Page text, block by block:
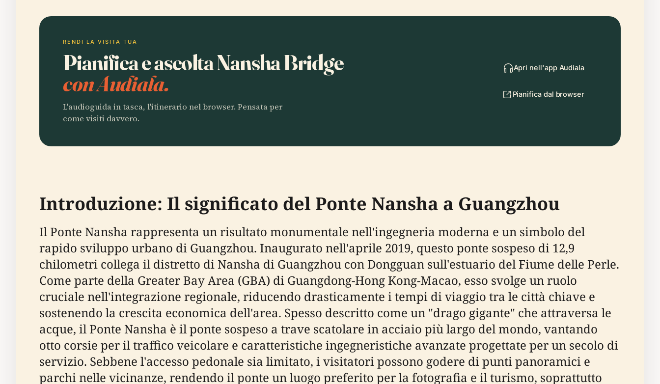
RENDI LA VISITA TUA
Pianifica e ascolta Nansha Bridge
con Audiala.
L'audioguida in tasca, l'itinerario nel browser. Pensata per
come visiti davvero.
Apri nell'app Audiala
Pianifica dal browser
Introduzione: Il significato del Ponte Nansha a Guangzhou
Il Ponte Nansha rappresenta un risultato monumentale nell'ingegneria moderna e un simbolo del
rapido sviluppo urbano di Guangzhou. Inaugurato nell'aprile 2019, questo ponte sospeso di 12,9
chilometri collega il distretto di Nansha di Guangzhou con Dongguan sull'estuario del Fiume delle Perle.
Come parte della Greater Bay Area (GBA) di Guangdong-Hong Kong-Macao, esso svolge un ruolo
cruciale nell'integrazione regionale, riducendo drasticamente i tempi di viaggio tra le città chiave e
sostenendo la crescita economica dell'area. Spesso descritto come un "drago gigante" che attraversa le
acque, il Ponte Nansha è il ponte sospeso a trave scatolare in acciaio più largo del mondo, vantando
otto corsie per il traffico veicolare e caratteristiche ingegneristiche avanzate progettate per un secolo di
servizio. Sebbene l'accesso pedonale sia limitato, i visitatori possono godere di punti panoramici e
parchi nelle vicinanze, rendendo il ponte un luogo preferito per la fotografia e il turismo, soprattutto